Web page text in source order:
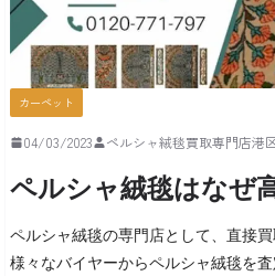
カーペット
04/03/2023 ペルシャ絨毯買取専門店港
ペルシャ絨毯はなぜ
ペルシャ絨毯の専門店として、直接
様々なバイヤーからペルシャ絨毯を